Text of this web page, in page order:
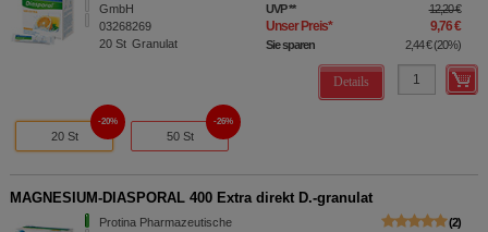
GmbH
03268269
20 St Granulat
UVP** 12,20 €
Unser Preis* 9,76 €
Sie sparen 2,44 €(20%)
Details
20 St
20%
50 St
26%
MAGNESIUM-DIASPORAL 400 Extra direkt D.-granulat
Protina Pharmazeutische
2